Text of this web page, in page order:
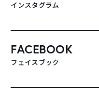
インスタグラム
FACEBOOK
フェイスブック